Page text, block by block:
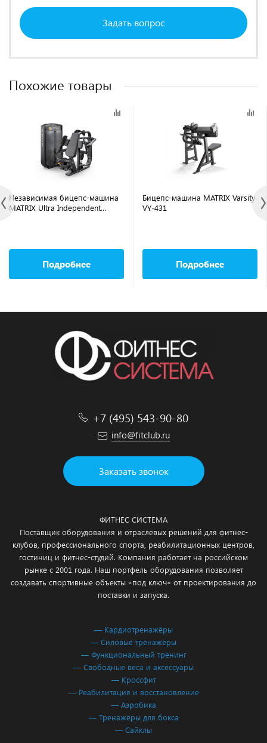
Задать вопрос
Похожие товары
Независимая бицепс-машина
MATRIX Ultra Independent
Подробнее
Бицепс-машина MATRIX Varsity
VY-431
Подробнее
+7 (495) 543-90-80
info@fitclub.ru
Заказать звонок
ФИТНЕС СИСТЕМА
Поставщик оборудования и отраслевых решений для фитнес-
клубов, профессионального спорта, реабилитационных центров,
гостиниц и фитнес-студий. Компания работает на российском
рынке с 2001 года. Наш портфель оборудования позволяет
создавать спортивные объекты «под ключ» от проектирования до
поставки и запуска.
— Кардиотренажёры
— Силовые тренажёры
— Функциональный тренинг
— Свободные веса и аксессуары
— Кроссфит
— Реабилитация и восстановление
— Аэробика
— Тренажёры для бокса
— Сайклы